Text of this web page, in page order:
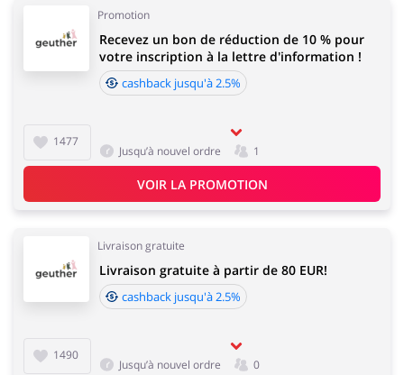
Promotion
1477
Recevez un bon de réduction de 10 % pour
votre inscription à la lettre d'information !
cashback jusqu'à 2.5%
Jusqu’à nouvel ordre 1
VOIR LA PROMOTION
Livraison gratuite
1490
Livraison gratuite à partir de 80 EUR!
cashback jusqu'à 2.5%
Jusqu’à nouvel ordre 0